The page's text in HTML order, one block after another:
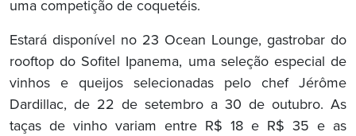
uma competição de coquetéis.
Estará disponível no 23 Ocean Lounge, gastrobar do
rooftop do Sofitel Ipanema, uma seleção especial de
vinhos e queijos selecionadas pelo chef Jérôme
Dardillac, de 22 de setembro a 30 de outubro. As
taças de vinho variam entre R$ 18 e R$ 35 e as